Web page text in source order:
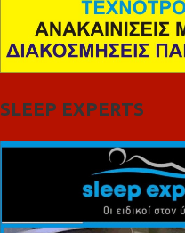
SLEEP EXPERTS